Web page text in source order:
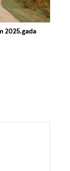
2025.gada